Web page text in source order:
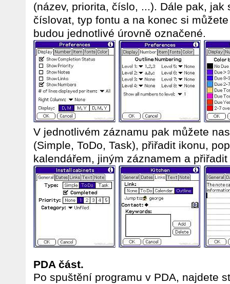
(název, priorita, číslo, ...). Dále pak,
číslovat, typ fontu a na konec si
budou jednotlivé úrovně označené.
V jednotlivém záznamu pak můžete
(Simple, ToDo, Task), přiřadit ikonu,
kalendářem, jiným záznamem a
PDA část.
Po spuštění programu v PDA, najdete